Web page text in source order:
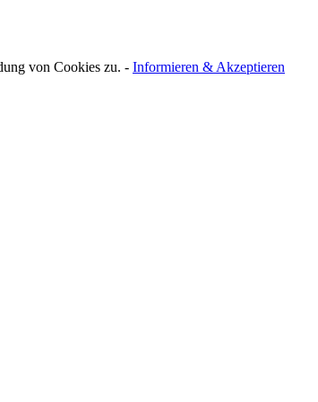
von Cookies zu. - Informieren & Akzeptieren